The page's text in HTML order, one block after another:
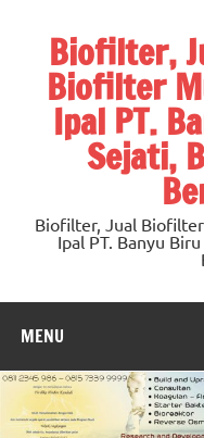
contentBiofilter,
Biofilter
Ipal PT.
Sejati,
Biofilter, Jual
Ipal PT. Banyu
MENU